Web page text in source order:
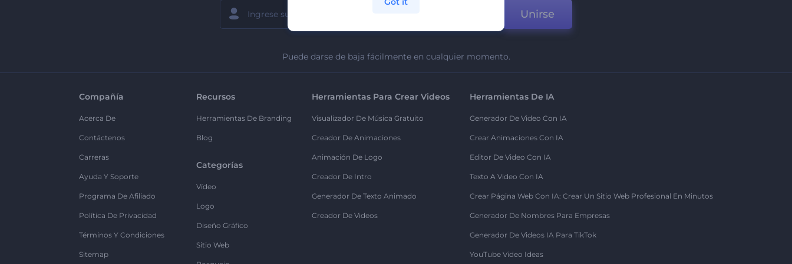
Unirse
Puede darse de baja fácilmente en cualquier momento.
Compañía
Acerca De
Contáctenos
Carreras
Ayuda Y Soporte
Programa De Afiliado
Política De Privacidad
Términos Y Condiciones
Sitemap
Recursos
Herramientas De Branding
Blog
Categorías
Vídeo
Logo
Diseño Gráfico
Sitio Web
Herramientas Para Crear Videos
Visualizador De Música Gratuito
Creador De Animaciones
Animación De Logo
Creador De Intro
Generador De Texto Animado
Creador De Videos
Herramientas De IA
Generador De Video Con IA
Crear Animaciones Con IA
Editor De Video Con IA
Texto A Video Con IA
Crear Página Web Con IA: Crear Un Sitio Web Profesional En Minutos
Generador De Nombres Para Empresas
Generador De Videos IA Para TikTok
YouTube Video Ideas